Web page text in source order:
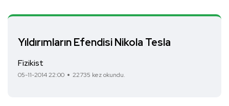
Yıldırımların Efendisi Nikola Tesla
Fizikist
05-11-2014 22:00 22735 kez okundu.